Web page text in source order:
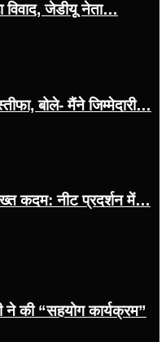
विवाद, जेडीयू नेता…
बोले- मैंने जिम्मेदारी…
कदम: नीट प्रदर्शन में…
ने की “सहयोग कार्यक्रम”